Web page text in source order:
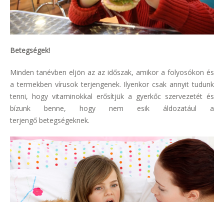
Betegségek!
Minden tanévben eljön az az időszak, amikor a folyosókon és
a termekben vírusok terjengenek. Ilyenkor csak annyit tudunk
tenni, hogy vitaminokkal erősítjük a gyerkőc szervezetét és
bízunk benne, hogy nem esik áldozatául a
terjengő betegségeknek.